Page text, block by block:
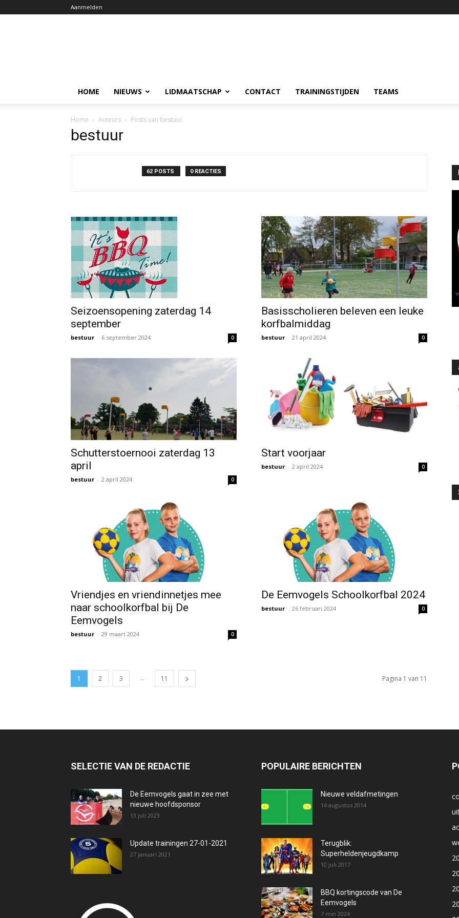
Aanmelden
HOME NIEUWS LIDMAATSCHAP CONTACT TRAININGSTIJDEN TEAMS
Home Auteurs Posts van bestuur
bestuur
62 POSTS 0 REACTIES
Seizoensopening zaterdag 14
september
bestuur - 6 september 2024 0
Basisscholieren beleven een leuke
korfbalmiddag
bestuur - 21 april 2024 0
Schutterstoernooi zaterdag 13
april
bestuur - 2 april 2024 0
Start voorjaar
bestuur - 2 april 2024 0
Vriendjes en vriendinnetjes mee
naar schoolkorfbal bij De
Eemvogels
bestuur - 29 maart 2024 0
De Eemvogels Schoolkorfbal 2024
bestuur - 26 februari 2024 0
1 2 3 ... 11 Pagina 1 van 11
SELECTIE VAN DE REDACTIE
De Eemvogels gaat in zee met
nieuwe hoofdsponsor
13 juli 2023
Update trainingen 27-01-2021
27 januari 2021
POPULAIRE BERICHTEN
Nieuwe veldafmetingen
14 augustus 2014
Terugblik:
Superheldenjeugdkamp
10 juli 2017
BBQ kortingscode van De
Eemvogels
7 mei 2024